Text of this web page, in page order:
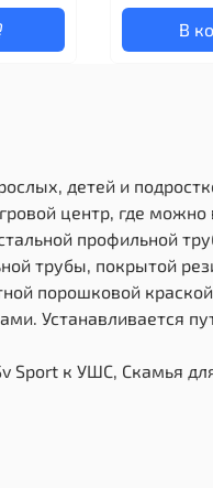
В
детей и
центр, где
профильной
трубы, покрытой
порошковой
Устанавливается
Sport к УШС, Скамья